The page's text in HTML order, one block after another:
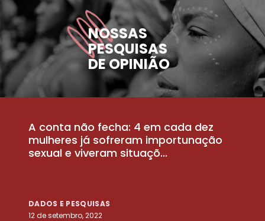
NOSSAS
PESQUISAS
DE OPINIÃO
A conta não fecha: 4 em cada dez
mulheres já sofreram importunação
sexual e viveram situaçõ...
DADOS E PESQUISAS
12 de setembro, 2022